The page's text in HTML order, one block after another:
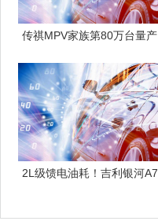
传祺MPV家族第80万台量产
2L级馈电油耗！吉利银河A7